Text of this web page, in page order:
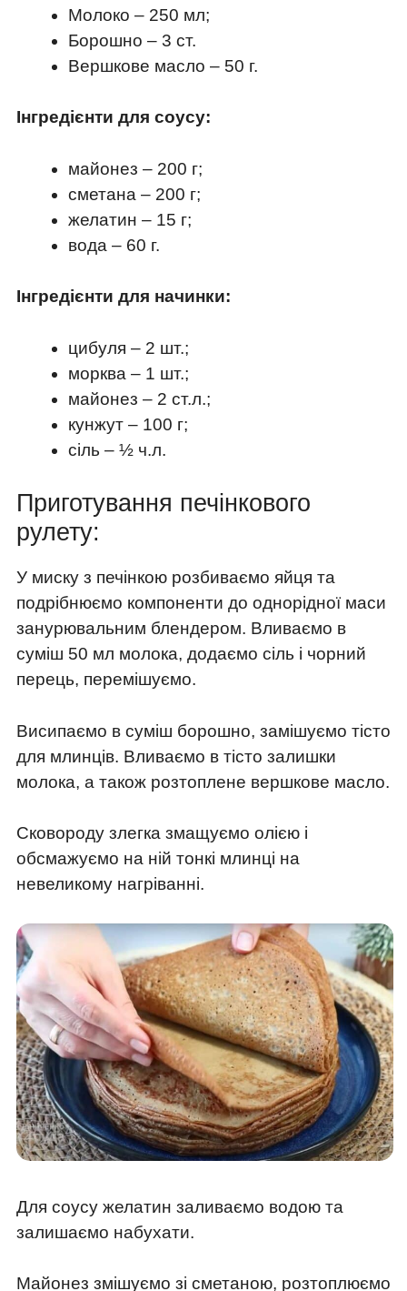
Молоко – 250 мл;
Борошно – 3 ст.
Вершкове масло – 50 г.
Інгредієнти для соусу:
майонез – 200 г;
сметана – 200 г;
желатин – 15 г;
вода – 60 г.
Інгредієнти для начинки:
цибуля – 2 шт.;
морква – 1 шт.;
майонез – 2 ст.л.;
кунжут – 100 г;
сіль – ½ ч.л.
Приготування печінкового
рулету:
У миску з печінкою розбиваємо яйця та
подрібнюємо компоненти до однорідної маси
занурювальним блендером. Вливаємо в
суміш 50 мл молока, додаємо сіль і чорний
перець, перемішуємо.
Висипаємо в суміш борошно, замішуємо тісто
для млинців. Вливаємо в тісто залишки
молока, а також розтоплене вершкове масло.
Сковороду злегка змащуємо олією і
обсмажуємо на ній тонкі млинці на
невеликому нагріванні.
Для соусу желатин заливаємо водою та
залишаємо набухати.
Майонез змішуємо зі сметаною, розтоплюємо